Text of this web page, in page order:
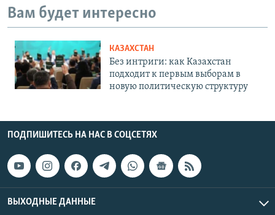
Вам будет интересно
КАЗАХСТАН
Без интриги: как Казахстан
подходит к первым выборам в
новую политическую структуру
ПОДПИШИТЕСЬ НА НАС В СОЦСЕТЯХ
ВЫХОДНЫЕ ДАННЫЕ